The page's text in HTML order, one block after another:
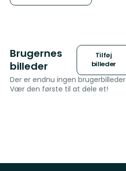
Brugernes
billeder
Tilføj
billeder
Der er endnu ingen brugerbilleder.
Vær den første til at dele et!